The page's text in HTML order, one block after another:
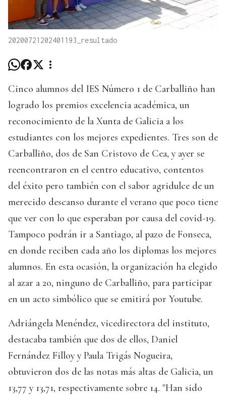
20200721202401193_resultado
Cinco alumnos del IES Número 1 de Carballiño han
logrado los premios excelencia académica, un
reconocimiento de la Xunta de Galicia a los
estudiantes con los mejores expedientes. Tres son de
Carballiño, dos de San Cristovo de Cea, y ayer se
reencontraron en el centro educativo, contentos
del éxito pero también con el sabor agridulce de un
merecido descanso durante el verano que poco tiene
que ver con lo que esperaban por causa del covid-19.
Tampoco podrán ir a Santiago, al pazo de Fonseca,
en donde reciben cada año los diplomas los mejores
alumnos. En esta ocasión, la organización ha elegido
al azar a 20, ninguno de Carballiño, para participar
en un acto simbólico que se emitirá por Youtube.
Adriángela Menéndez, vicedirectora del instituto,
destacaba también que dos de ellos, Daniel
Fernández Filloy y Paula Trigás Nogueira,
obtuvieron dos de las notas más altas de Galicia, un
13,77 y 13,71, respectivamente sobre 14. "Han sido